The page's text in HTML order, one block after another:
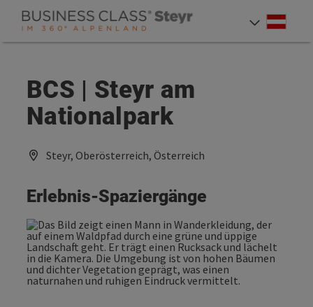
Zum InhaltAccesskey
[0]
Zur NavigationAccesskey
[1]
Zum Seitenanfang Accesskey
[2]
BCS | Steyr am
Nationalpark
Steyr, Oberösterreich, Österreich
Erlebnis-Spaziergänge